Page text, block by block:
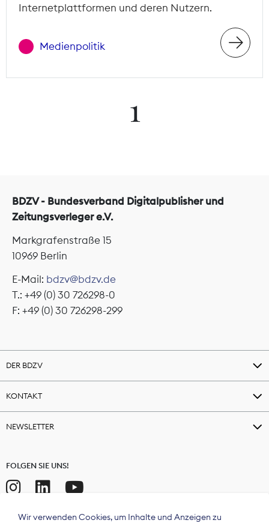
Internetplattformen und deren Nutzern.
Medienpolitik
1
BDZV - Bundesverband Digitalpublisher und
Zeitungsverleger e.V.
Markgrafenstraße 15
10969 Berlin
E-Mail: bdzv@bdzv.de
T.: +49 (0) 30 726298-0
F: +49 (0) 30 726298-299
DER BDZV
KONTAKT
NEWSLETTER
FOLGEN SIE UNS!
Wir verwenden Cookies, um Inhalte und Anzeigen zu